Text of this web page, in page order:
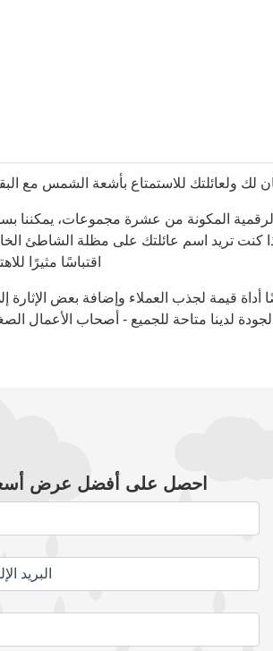
لك ولعائلتك للاستمتاع بأشعة الشمس مع
المكونة من عشرة مجموعات، يمكننا
كنت تريد اسم عائلتك على مظلة الشاطئ
اقتباسًا مثيرًا
قيمة لجذب العملاء وإضافة بعض الإثارة
لدينا متاحة للجميع - أصحاب الأعمال
احصل على أفضل عرض